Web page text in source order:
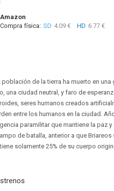
Amazon
Compra física: SD 4.09 € HD 6.77 €
de la tierra ha muerto en
una ciudad neutral, y faro de
seres humanos creados
entre los humanos en la ciudad.
paramilitar que mantiene la paz
de batalla, anterior a que
solamente 25% de su cuerpo